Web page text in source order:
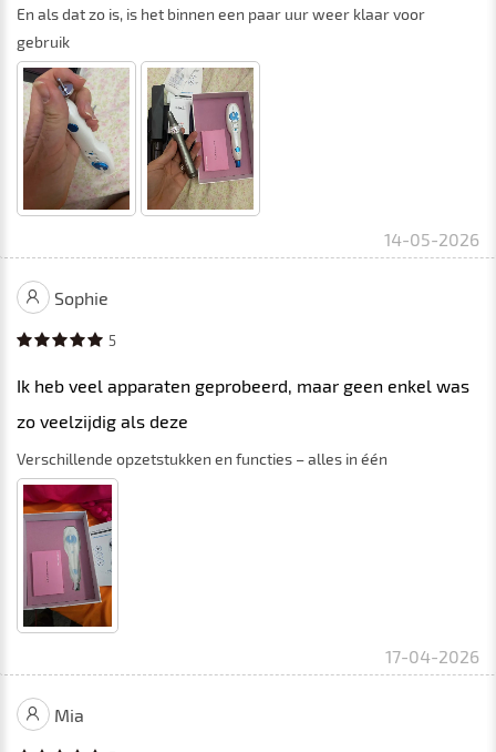
En als dat zo is, is het binnen een paar uur weer klaar voor
gebruik
14-05-2026
Sophie
5
Ik heb veel apparaten geprobeerd, maar geen enkel was
zo veelzijdig als deze
Verschillende opzetstukken en functies – alles in één
17-04-2026
Mia